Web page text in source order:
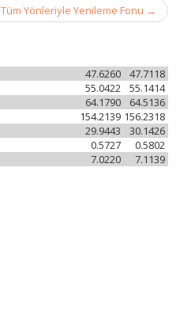
Tüm Yönleriyle Yenileme Fonu →
47.7118
47.6260
55.1414
55.0422
64.5136
64.1790
156.2318
154.2139
30.1426
29.9443
0.5802
0.5727
7.1139
7.0220